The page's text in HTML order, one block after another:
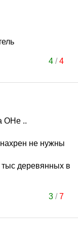
4/4
ОНе ..
не нужны
тыс деревянных в
3/7